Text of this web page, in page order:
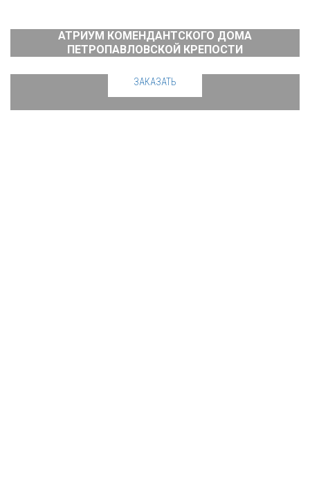
АТРИУМ КОМЕНДАНТСКОГО ДОМА
ПЕТРОПАВЛОВСКОЙ КРЕПОСТИ
ЗАКАЗАТЬ